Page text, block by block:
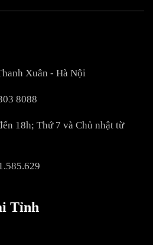
Xuân - Hà Nội
8088
18h; Thứ 7 và Chủ nhật từ
Tỉnh